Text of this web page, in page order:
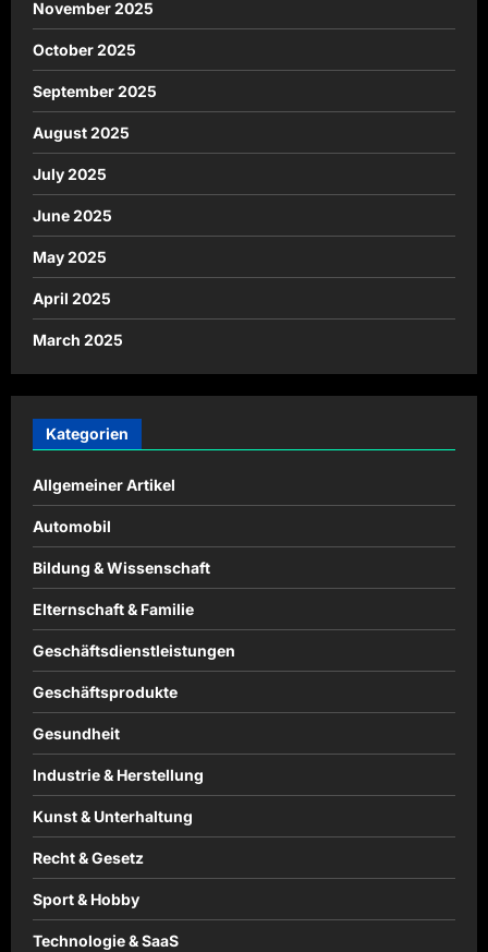
November 2025
October 2025
September 2025
August 2025
July 2025
June 2025
May 2025
April 2025
March 2025
Kategorien
Allgemeiner Artikel
Automobil
Bildung & Wissenschaft
Elternschaft & Familie
Geschäftsdienstleistungen
Geschäftsprodukte
Gesundheit
Industrie & Herstellung
Kunst & Unterhaltung
Recht & Gesetz
Sport & Hobby
Technologie & SaaS